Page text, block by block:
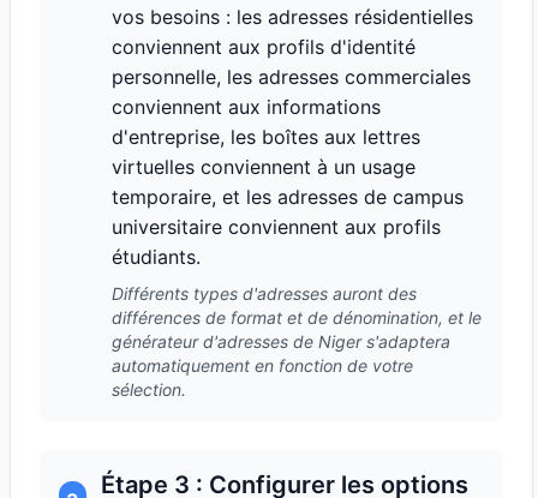
vos besoins : les adresses résidentielles
conviennent aux profils d'identité
personnelle, les adresses commerciales
conviennent aux informations
d'entreprise, les boîtes aux lettres
virtuelles conviennent à un usage
temporaire, et les adresses de campus
universitaire conviennent aux profils
étudiants.
Différents types d'adresses auront des
différences de format et de dénomination, et le
générateur d'adresses de Niger s'adaptera
automatiquement en fonction de votre
sélection.
Étape 3 : Configurer les options